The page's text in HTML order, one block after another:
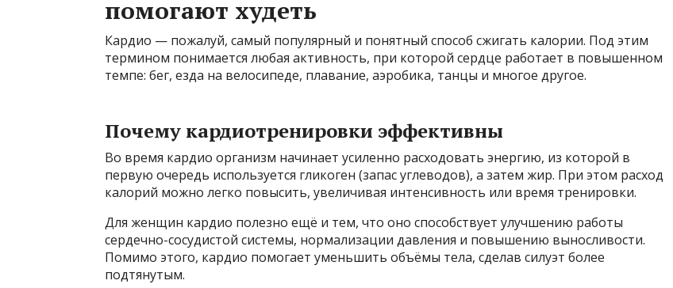
помогают худеть
Кардио — пожалуй, самый популярный и понятный способ сжигать калории. Под этим
термином понимается любая активность, при которой сердце работает в повышенном
темпе: бег, езда на велосипеде, плавание, аэробика, танцы и многое другое.
Почему кардиотренировки эффективны
Во время кардио организм начинает усиленно расходовать энергию, из которой в
первую очередь используется гликоген (запас углеводов), а затем жир. При этом расход
калорий можно легко повысить, увеличивая интенсивность или время тренировки.
Для женщин кардио полезно ещё и тем, что оно способствует улучшению работы
сердечно-сосудистой системы, нормализации давления и повышению выносливости.
Помимо этого, кардио помогает уменьшить объёмы тела, сделав силуэт более
подтянутым.